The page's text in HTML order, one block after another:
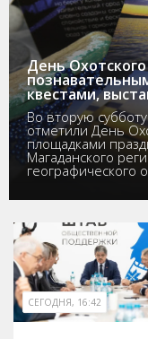
День
квестами,
Во вторую
отметили День
площадками
Магаданского
географического
СЕГОДНЯ, 16:42